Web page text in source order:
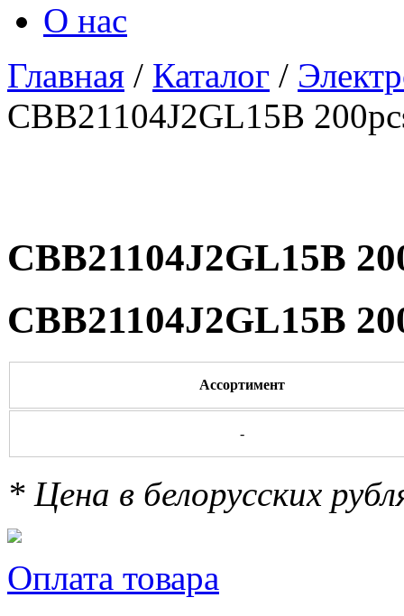
О нас
Главная / Каталог /
CBB21104J2GL15B
CBB21104J2GL15B
CBB21104J2GL15B
Ассортимент
-
* Цена в белорусских
Оплата товара